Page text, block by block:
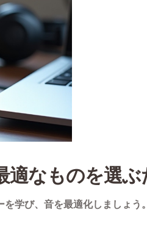
なものを選
学び、音を最適化しましょう